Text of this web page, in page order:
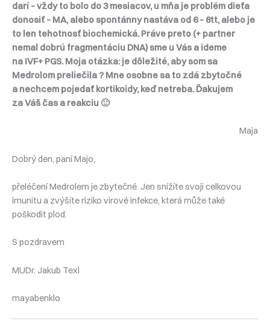
darí – vždy to bolo do 3 mesiacov, u mňa je problém dieťa
donosiť – MA, alebo spontánny nastáva od 6 – 8tt, alebo je
to len tehotnosť biochemická. Práve preto (+ partner
nemal dobrú fragmentáciu DNA) sme u Vás a ideme
na IVF+ PGS. Moja otázka: je dôležité, aby som sa
Medrolom preliečila ? Mne osobne sa to zdá zbytočné
a nechcem pojedať kortikoidy, keď netreba. Ďakujem
za Váš čas a reakciu 🙂
Maja
Dobrý den, paní Majo,
přeléčení Medrolem je zbytečné. Jen snížíte svoji celkovou
imunitu a zvýšíte riziko virové infekce, která může také
poškodit plod.
S pozdravem
MUDr. Jakub Texl
mayabenklo